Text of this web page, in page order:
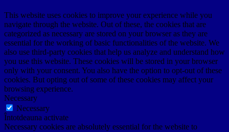
This website uses cookies to improve your experience while you
navigate through the website. Out of these, the cookies that are
categorized as necessary are stored on your browser as they are
essential for the working of basic functionalities of the website. We
also use third-party cookies that help us analyze and understand how
you use this website. These cookies will be stored in your browser
only with your consent. You also have the option to opt-out of these
cookies. But opting out of some of these cookies may affect your
browsing experience.
Necessary
Necessary
Întotdeauna activate
Necessary cookies are absolutely essential for the website to